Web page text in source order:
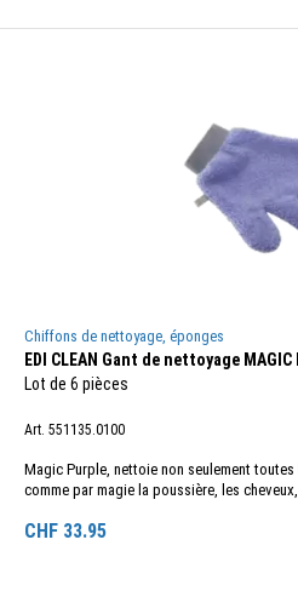
Chiffons de nettoyage, éponges
EDI CLEAN Gant de nettoyage MAGIC
Lot de 6 pièces
Art. 551135.0100
Magic Purple, nettoie non seulement
comme par magie la poussière, les
CHF 33.95